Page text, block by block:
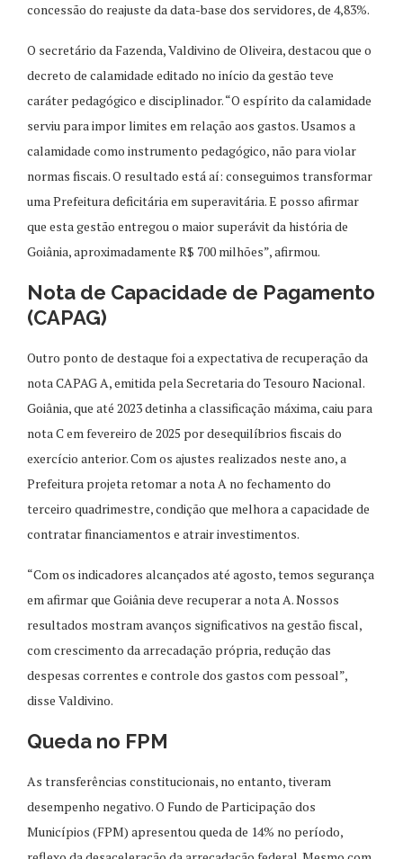
concessão do reajuste da data-base dos servidores, de 4,83%.
O secretário da Fazenda, Valdivino de Oliveira, destacou que o
decreto de calamidade editado no início da gestão teve
caráter pedagógico e disciplinador. “O espírito da calamidade
serviu para impor limites em relação aos gastos. Usamos a
calamidade como instrumento pedagógico, não para violar
normas fiscais. O resultado está aí: conseguimos transformar
uma Prefeitura deficitária em superavitária. E posso afirmar
que esta gestão entregou o maior superávit da história de
Goiânia, aproximadamente R$ 700 milhões”, afirmou.
Nota de Capacidade de Pagamento
(CAPAG)
Outro ponto de destaque foi a expectativa de recuperação da
nota CAPAG A, emitida pela Secretaria do Tesouro Nacional.
Goiânia, que até 2023 detinha a classificação máxima, caiu para
nota C em fevereiro de 2025 por desequilíbrios fiscais do
exercício anterior. Com os ajustes realizados neste ano, a
Prefeitura projeta retomar a nota A no fechamento do
terceiro quadrimestre, condição que melhora a capacidade de
contratar financiamentos e atrair investimentos.
“Com os indicadores alcançados até agosto, temos segurança
em afirmar que Goiânia deve recuperar a nota A. Nossos
resultados mostram avanços significativos na gestão fiscal,
com crescimento da arrecadação própria, redução das
despesas correntes e controle dos gastos com pessoal”,
disse Valdivino.
Queda no FPM
As transferências constitucionais, no entanto, tiveram
desempenho negativo. O Fundo de Participação dos
Municípios (FPM) apresentou queda de 14% no período,